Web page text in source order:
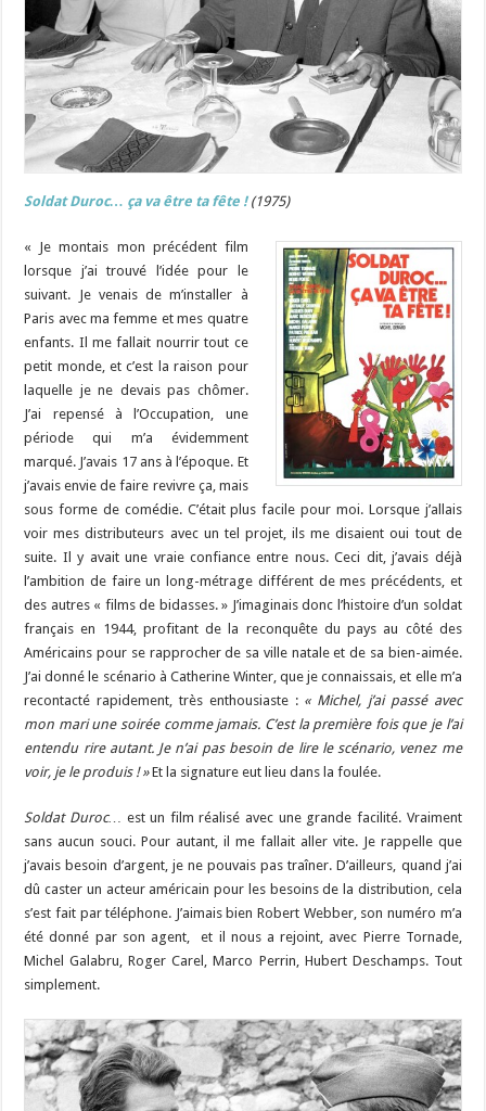
Soldat Duroc… ça va être ta fête ! (1975)
« Je montais mon précédent film
lorsque j’ai trouvé l’idée pour le
suivant. Je venais de m’installer à
Paris avec ma femme et mes quatre
enfants. Il me fallait nourrir tout ce
petit monde, et c’est la raison pour
laquelle je ne devais pas chômer.
J’ai repensé à l’Occupation, une
période qui m’a évidemment
marqué. J’avais 17 ans à l’époque. Et
j’avais envie de faire revivre ça, mais
sous forme de comédie. C’était plus facile pour moi. Lorsque j’allais
voir mes distributeurs avec un tel projet, ils me disaient oui tout de
suite. Il y avait une vraie confiance entre nous. Ceci dit, j’avais déjà
l’ambition de faire un long-métrage différent de mes précédents, et
des autres « films de bidasses. » J’imaginais donc l’histoire d’un soldat
français en 1944, profitant de la reconquête du pays au côté des
Américains pour se rapprocher de sa ville natale et de sa bien-aimée.
J’ai donné le scénario à Catherine Winter, que je connaissais, et elle m’a
recontacté rapidement, très enthousiaste : « Michel, j’ai passé avec
mon mari une soirée comme jamais. C’est la première fois que je l’ai
entendu rire autant. Je n’ai pas besoin de lire le scénario, venez me
voir, je le produis ! »Et la signature eut lieu dans la foulée.
Soldat Duroc…
est un film réalisé avec une grande facilité. Vraiment
sans aucun souci. Pour autant, il me fallait aller vite. Je rappelle que
j’avais besoin d’argent, je ne pouvais pas traîner. D’ailleurs, quand j’ai
dû caster un acteur américain pour les besoins de la distribution, cela
s’est fait par téléphone. J’aimais bien Robert Webber, son numéro m’a
été donné par son agent, et il nous a rejoint, avec Pierre Tornade,
Michel Galabru, Roger Carel, Marco Perrin, Hubert Deschamps. Tout
simplement.